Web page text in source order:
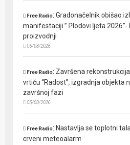
Free Radio:Gradonačelnik obišao
manifestaciji ” Plodovi ljeta
proizvodnji
05/08/2026
Free Radio: Završena
vrtiću “Radost”, izgradnja objekta
završnoj fazi
05/08/2026
Free Radio: Nastavlja se toplotni
crveni meteoalarm